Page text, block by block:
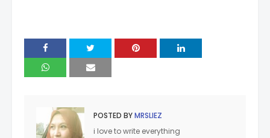
POSTED BYMRSLIEZ
i love to write everything